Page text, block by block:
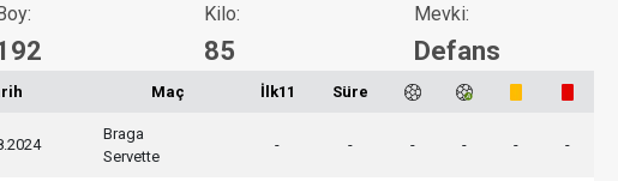
Kilo:
85
Mevki:
Defans
Maç İlk11 Süre
Braga
Servette
- - - - - -